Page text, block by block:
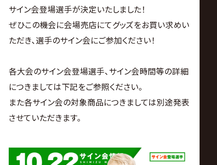
ア
公
式
サ
イ
ト
サイン会登場選手が決定いたしました！
ぜひこの機会に会場売店にてグッズをお買い求めい
ただき、選手のサイン会にご参加ください！
各大会のサイン会登場選手、サイン会時間等の詳細
につきましては下記をご参照ください。
また各サイン会の対象商品につきましては別途発表
させていただきます。